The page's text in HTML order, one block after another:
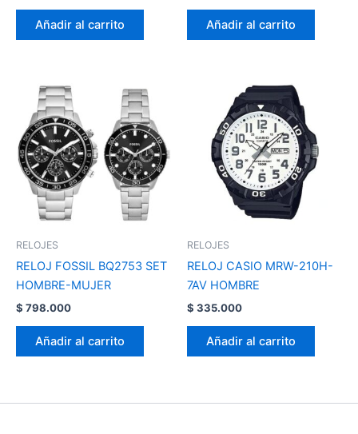
Añadir al carrito Añadir al carrito
RELOJES
RELOJ FOSSIL BQ2753 SET
HOMBRE-MUJER
$ 798.000
Añadir al carrito
RELOJES
RELOJ CASIO MRW-210H-
7AV HOMBRE
$ 335.000
Añadir al carrito